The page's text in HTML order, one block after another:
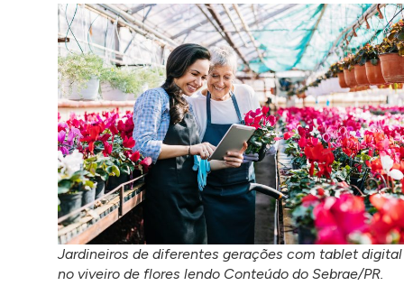
Jardineiros de diferentes gerações com tablet digital
no viveiro de flores lendo Conteúdo do Sebrae/PR.